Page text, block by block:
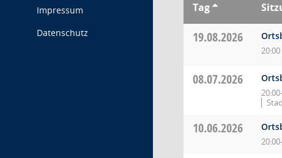
Impressum
Datenschutz
Tag
19.08.2026
08.07.2026
10.06.2026